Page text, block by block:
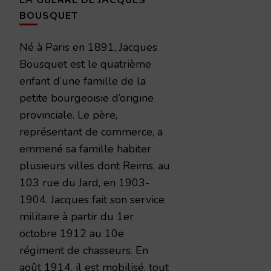
BOUSQUET
Né à Paris en 1891, Jacques
Bousquet est le quatrième
enfant d’une famille de la
petite bourgeoisie d’origine
provinciale. Le père,
représentant de commerce, a
emmené sa famille habiter
plusieurs villes dont Reims, au
103 rue du Jard, en 1903-
1904. Jacques fait son service
militaire à partir du 1er
octobre 1912 au 10e
régiment de chasseurs. En
août 1914, il est mobilisé, tout